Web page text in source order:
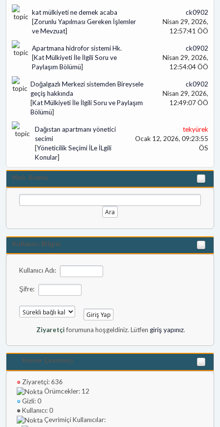
kat mülkiyeti ne demek acaba
[Zorunlu Yapılması Gereken İşlemler
ve Mevzuat]
ck0902
Nisan 29, 2026,
12:57:41 ÖÖ
Apartmana hidrofor sistemi Hk.
[Kat Mülkiyeti İle İlgili Soru ve
Paylaşım Bölümü]
ck0902
Nisan 29, 2026,
12:54:04 ÖÖ
Doğalgazlı Merkezi sistemden Bireysele
geçiş hakkında
[Kat Mülkiyeti İle İlgili Soru ve Paylaşım
Bölümü]
ck0902
Nisan 29, 2026,
12:49:07 ÖÖ
Dağıstan apartmanı yönetici
secimi
[Yöneticilik Seçimi İLe İLgili
Konular]
tekyürek
Ocak 12, 2026, 09:23:55
ÖS
Hızlı Arama
Kullanıcı Bilgisi
Kullanıcı Adı:
Şifre:
Ziyaretçiforumuna hoşgeldiniz. Lütfen giriş yapınız.
Kimler Çevrimiçi
Ziyaretçi: 636
Örümcekler: 12
Gizli: 0
Kullanıcı: 0
Çevrimiçi Kullanıcılar: